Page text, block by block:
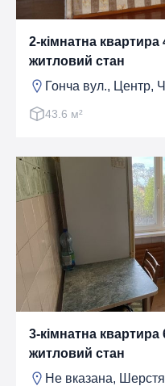
2-кімнатна квартира
житловий стан
Гонча вул., Центр,
43.6 м²
3-кімнатна
житловий стан
Не вказана,